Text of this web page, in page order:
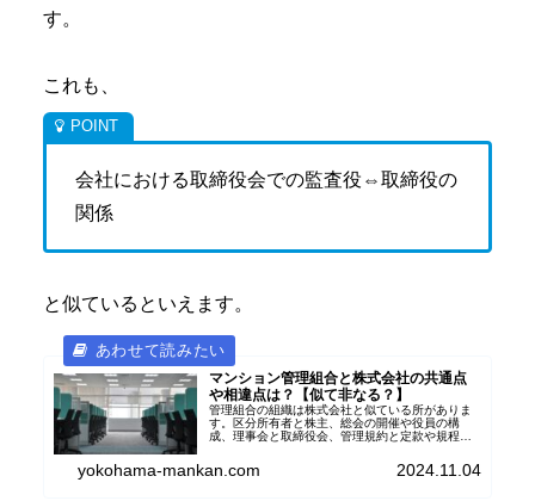
す。
これも、
会社における取締役会での監査役⇔取締役の
関係
と似ているといえます。
マンション管理組合と株式会社の共通点
や相違点は？【似て非なる？】
管理組合の組織は株式会社と似ている所がありま
す。区分所有者と株主、総会の開催や役員の構
成、理事会と取締役会、管理規約と定款や規程等
事例を挙げながら、共通点や相違点も紹介しま
す。
yokohama-mankan.com 2024.11.04